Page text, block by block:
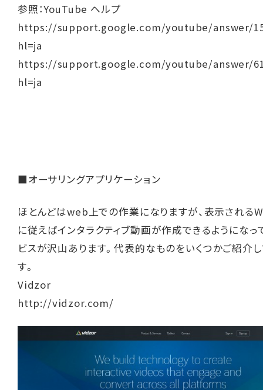
参照：YouTube ヘルプ
https://support.google.com/youtube/answer/
hl=ja
https://support.google.com/youtube/answer/
hl=ja
■オーサリングアプリケーション
ほとんどはweb上での作業になりますが、表示される
に従えばインタラクティブ動画が作成できるようになっ
ビスが沢山あります。代表的なものをいくつかご紹介
す。
Vidzor
http://vidzor.com/